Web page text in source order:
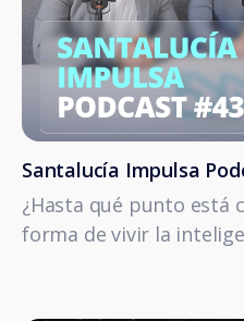
Santalucía Impulsa
¿Hasta qué punto está
forma de vivir la